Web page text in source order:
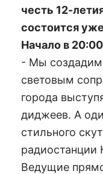
честь 12-
состоится
Начало в
- Мы создадим
световым
города
диджеев. А
стильного
радиостанции
Ведущие